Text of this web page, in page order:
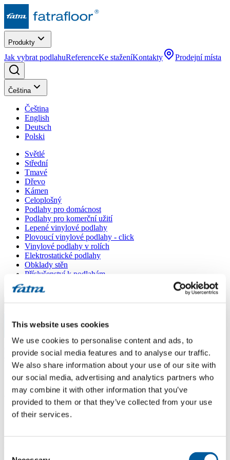
This website uses cookies
We use cookies to personalise content and ads, to
provide social media features and to analyse our traffic.
We also share information about your use of our site with
our social media, advertising and analytics partners who
may combine it with other information that you’ve
provided to them or that they’ve collected from your use
of their services.
Produkty
Jak vybrat podlahuReferenceKe staženíKontakty Prodejní místa
Čeština
Čeština
English
Deutsch
Polski
Světlé
Střední
Tmavé
Dřevo
Kámen
Celoplošný
Podlahy pro domácnost
Podlahy pro komerční užití
Lepené vinylové podlahy
Plovoucí vinylové podlahy - click
Vinylové podlahy v rolích
Elektrostatické podlahy
Obklady stěn
Příslušenství k podlahám
Všechny podlahy
Menu
Domů
Prodejní místa/
Vašín Podlahy
Vašín Podlahy